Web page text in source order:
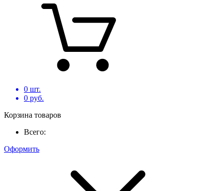
0 шт.
0 руб.
Корзина товаров
Всего:
Оформить